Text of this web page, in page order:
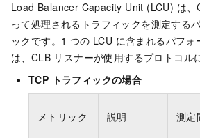
Load Balancer Capacity Unit (LCU) は、
って処理されるトラフィックを測定する
ックです。1 つの LCU に含まれるパフォ
は、CLB リスナーが使用するプロトコル
TCP トラフィックの場合
メトリック 説明 測定